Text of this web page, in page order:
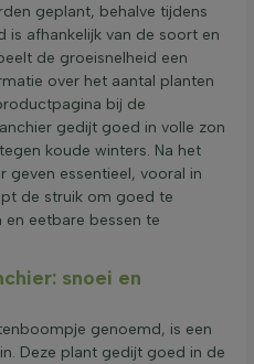
geplant, behalve tijdens
is afhankelijk van de soort en
de groeisnelheid een
over het aantal planten
bij de
gedijt goed in volle zon
koude winters. Na het
geven essentieel, vooral in
de struik om goed te
eetbare bessen te
snoei en
genoemd, is een
Deze plant gedijt goed in de